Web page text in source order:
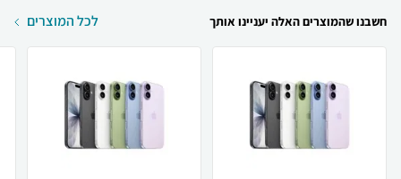
חשבנו שהמוצרים האלה יעניינו אותך לכל המוצרים